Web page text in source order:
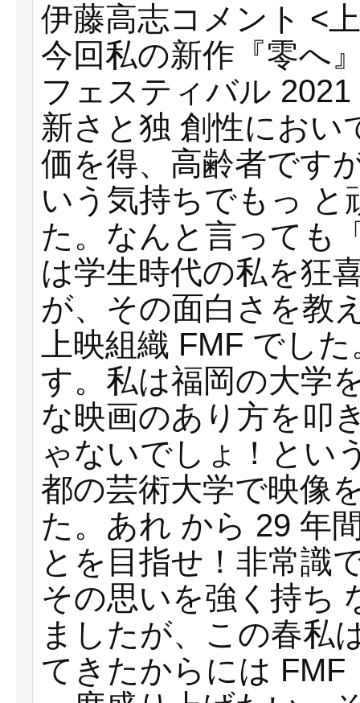
伊藤⾼志コメント <
今回私の新作『零へ
フェスティバル
新さと独 創性におい
価を得、⾼齢者です
いう気持ちでもっ と
た。なんと⾔っても
は学⽣時代の私を狂
が、その⾯⽩さを教
上映組織 FMF でし
す。私は福岡の⼤学
な映画のあり⽅を叩
ゃないでしょ！とい
都の芸術⼤学で映像
た。あれ から 29 年
とを⽬指せ！⾮常識
その思いを強く持ち
ましたが、この春私
てきたからには FMF